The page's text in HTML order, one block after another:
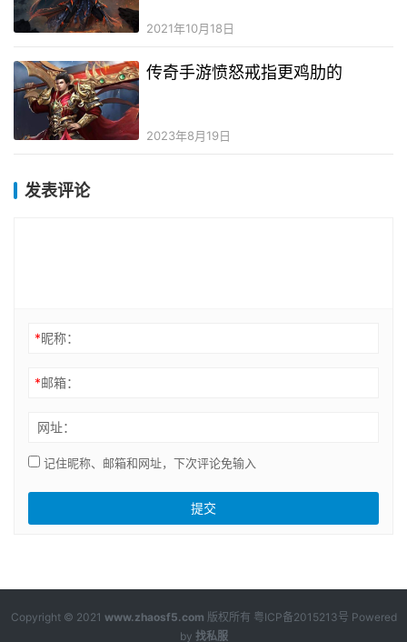
2021年10月18日
传奇手游愤怒戒指更鸡肋的
2023年8月19日
发表评论
*昵称：
*邮箱：
网址：
记住昵称、邮箱和网址，下次评论免输入
Copyright © 2021 www.zhaosf5.com 版权所有 粤ICP备2015213号 Powered
by 找私服